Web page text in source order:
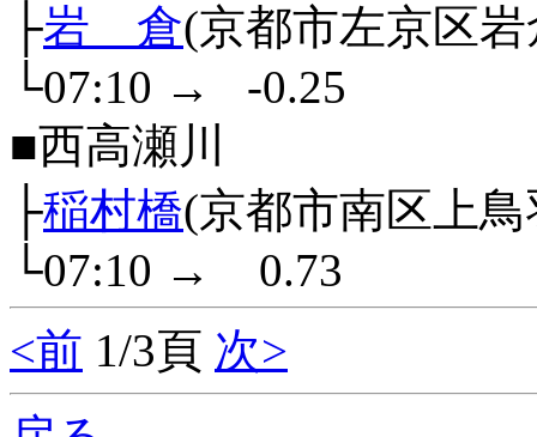
├岩 倉(京都市左京区
└07:10 →
-0.25
■西高瀬川
├稲村橋(京都市南区上
└07:10 →
0.73
<前 1/3頁 次>